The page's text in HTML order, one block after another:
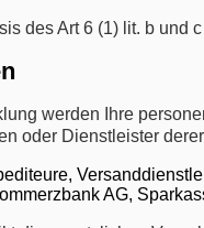
des Art 6 (1) lit. b und
werden Ihre
oder Dienstleister
AG,